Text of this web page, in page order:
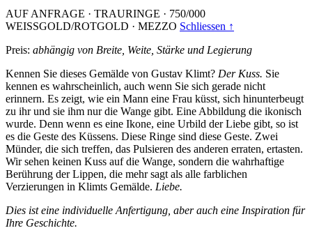
AUF ANFRAGE · TRAURINGE · 750/000
WEISSGOLD/ROTGOLD · MEZZO Schliessen ↑
Preis: abhängig von Breite, Weite, Stärke und Legierung
Kennen Sie dieses Gemälde von Gustav Klimt? Der Kuss. Sie
kennen es wahrscheinlich, auch wenn Sie sich gerade nicht
erinnern. Es zeigt, wie ein Mann eine Frau küsst, sich hinunterbeugt
zu ihr und sie ihm nur die Wange gibt. Eine Abbildung die ikonisch
wurde. Denn wenn es eine Ikone, eine Urbild der Liebe gibt, so ist
es die Geste des Küssens. Diese Ringe sind diese Geste. Zwei
Münder, die sich treffen, das Pulsieren des anderen erraten, ertasten.
Wir sehen keinen Kuss auf die Wange, sondern die wahrhaftige
Berührung der Lippen, die mehr sagt als alle farblichen
Verzierungen in Klimts Gemälde. Liebe.
Dies ist eine individuelle Anfertigung, aber auch eine Inspiration für
Ihre Geschichte.